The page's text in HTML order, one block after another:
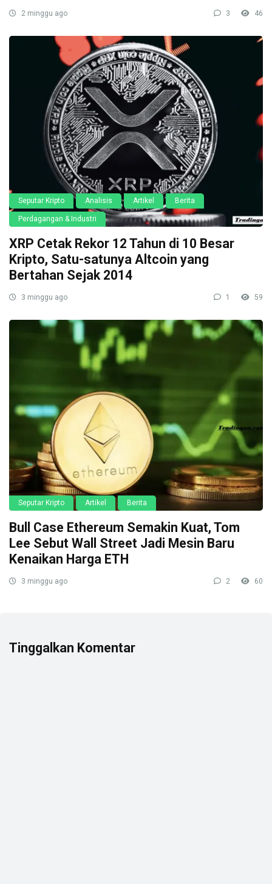
2 minggu ago 3 46
Seputar Kripto Analisis Artikel Berita
Perdagangan & Industri
XRP Cetak Rekor 12 Tahun di 10 Besar
Kripto, Satu-satunya Altcoin yang
Bertahan Sejak 2014
3 minggu ago 1 59
Seputar Kripto Artikel Berita
Bull Case Ethereum Semakin Kuat, Tom
Lee Sebut Wall Street Jadi Mesin Baru
Kenaikan Harga ETH
3 minggu ago 2 60
Tinggalkan Komentar